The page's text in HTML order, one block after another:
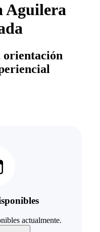
Aguilera
orientación
actualmente.